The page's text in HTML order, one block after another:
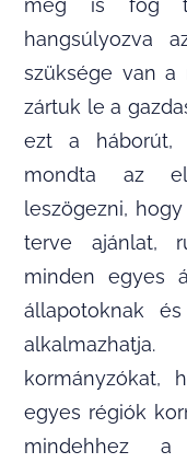
meg is fog
hangsúlyozva
szüksége van a
zártuk le a
ezt a háborút,
mondta az
leszögezni,
terve ajánlat,
minden egyes
állapotoknak
kormányzókat,
egyes régiók
mindehhez a